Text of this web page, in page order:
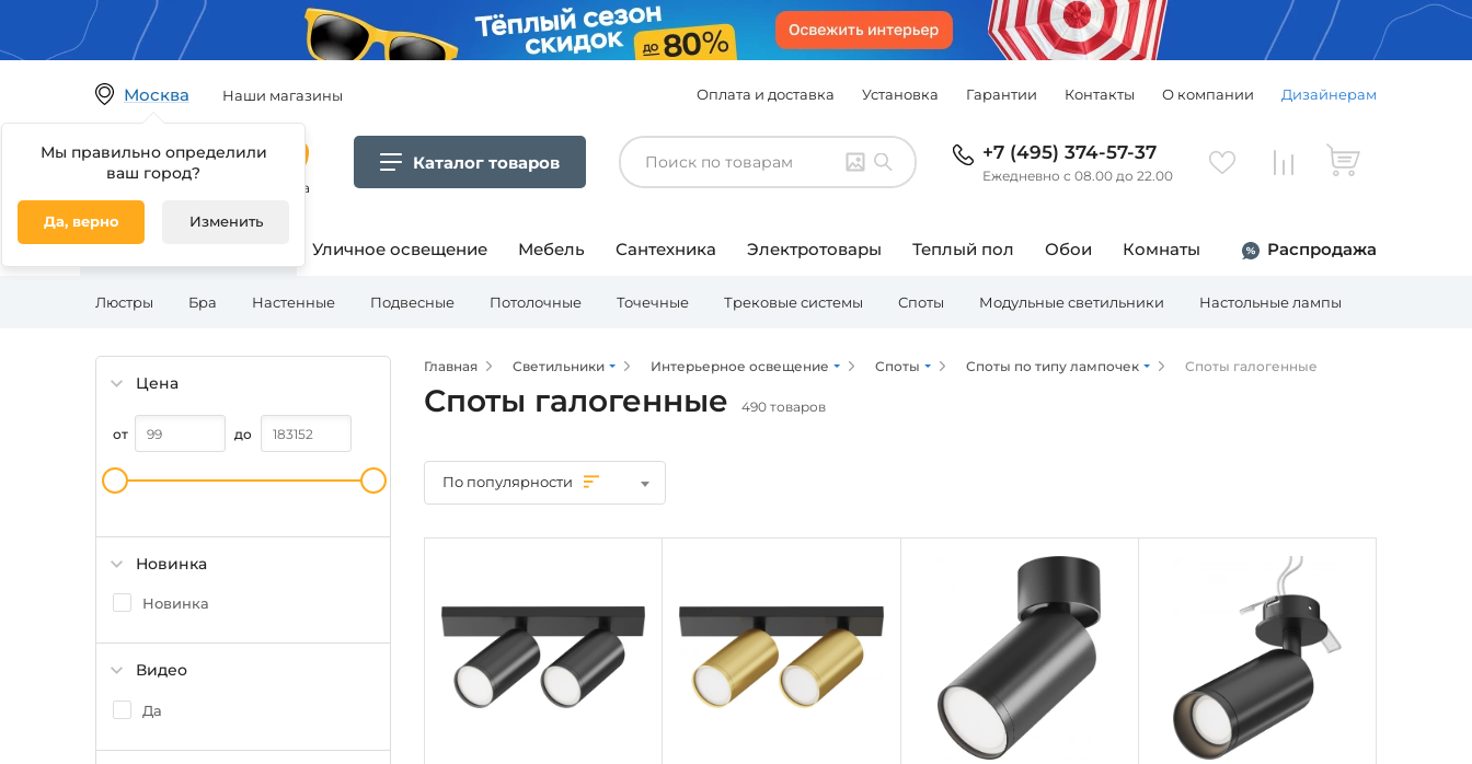
Москва
Мы правильно определили
ваш город?
Да, верно Изменить
Наши магазины Оплата и доставка Установка Гарантии Контакты О компании Дизайнерам
Гипермаркет товаров для дома
Каталог товаров +7 (495) 374-57-37
Ежедневно с 08.00 до 22.00
Освещение для дома Уличное освещение Мебель Сантехника Электротовары Теплый пол Обои Комнаты Распродажа
Люстры Бра Настенные Подвесные Потолочные Точечные Трековые системы Споты Модульные светильники Настольные лампы
Цена
от до
Новинка
Новинка
Видео
Да
Главная Светильники Интерьерное освещение Споты Споты по типу лампочек Споты галогенные
Споты галогенные 490 товаров
По популярности